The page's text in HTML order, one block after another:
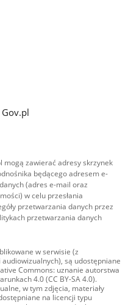
mogą zawierać adresy skrzynek
będącego adresem e-
(adres e-mail oraz
w celu przesłania
przetwarzania danych przez
przetwarzania danych
w serwisie (z
audiowizualnych), są udostępniane
Commons: uznanie autorstwa
4.0 (CC BY-SA 4.0).
w tym zdjęcia, materiały
na licencji typu